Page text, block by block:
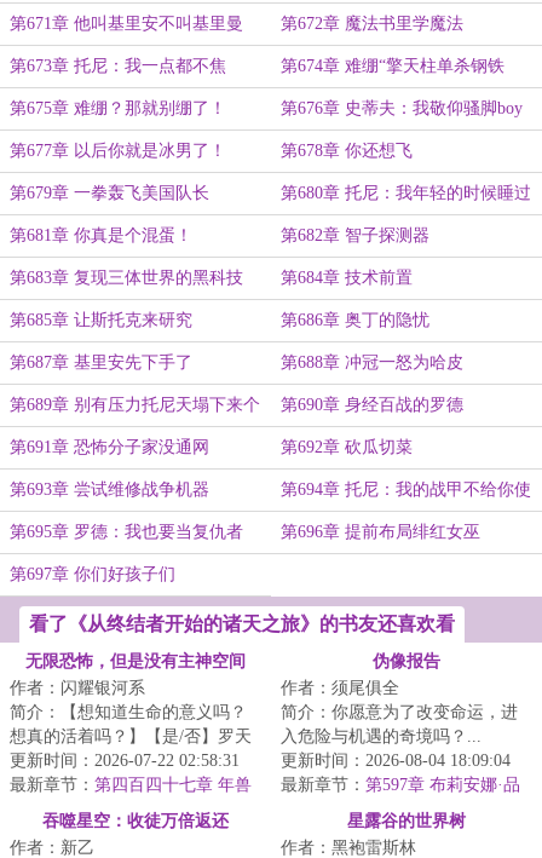
第671章 他叫基里安不叫基里曼 第672章 魔法书里学魔法
第673章 托尼：我一点都不焦
虑……我战甲呐？
第674章 难绷“擎天柱单杀钢铁
侠！”
第675章 难绷？那就别绷了！ 第676章 史蒂夫：我敬仰骚脚boy
第677章 以后你就是冰男了！ 第678章 你还想飞
第679章 一拳轰飞美国队长 第680章 托尼：我年轻的时候睡过
她
第681章 你真是个混蛋！ 第682章 智子探测器
第683章 复现三体世界的黑科技 第684章 技术前置
第685章 让斯托克来研究 第686章 奥丁的隐忧
第687章 基里安先下手了 第688章 冲冠一怒为哈皮
第689章 别有压力托尼天塌下来个
高的顶着
第690章 身经百战的罗德
第691章 恐怖分子家没通网 第692章 砍瓜切菜
第693章 尝试维修战争机器 第694章 托尼：我的战甲不给你使
第695章 罗德：我也要当复仇者 第696章 提前布局绯红女巫
第697章 你们好孩子们
看了《从终结者开始的诸天之旅》的书友还喜欢看
无限恐怖，但是没有主神空间
作者：闪耀银河系
简介：【想知道生命的意义吗？
想真的活着吗？】【是/否】罗天
点下了是。“然后呢？”“然后我的
存款就被...
更新时间：2026-07-22 02:58:31
最新章节： 第四百四十七章 年兽
伪像报告
作者：须尾俱全
简介：你愿意为了改变命运，进
入危险与机遇的奇境吗？...
更新时间：2026-08-04 18:09:04
最新章节： 第597章 布莉安娜·品
名：布莉安娜·韦
吞噬星空：收徒万倍返还
作者：新乙
星露谷的世界树
作者：黑袍雷斯林